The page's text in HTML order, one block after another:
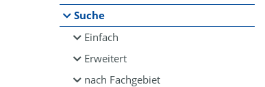
Suche
Einfach
Erweitert
nach Fachgebiet